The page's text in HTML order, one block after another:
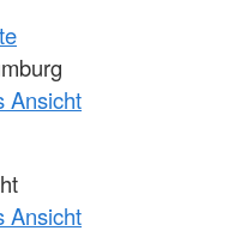
Ansicht
Ansicht